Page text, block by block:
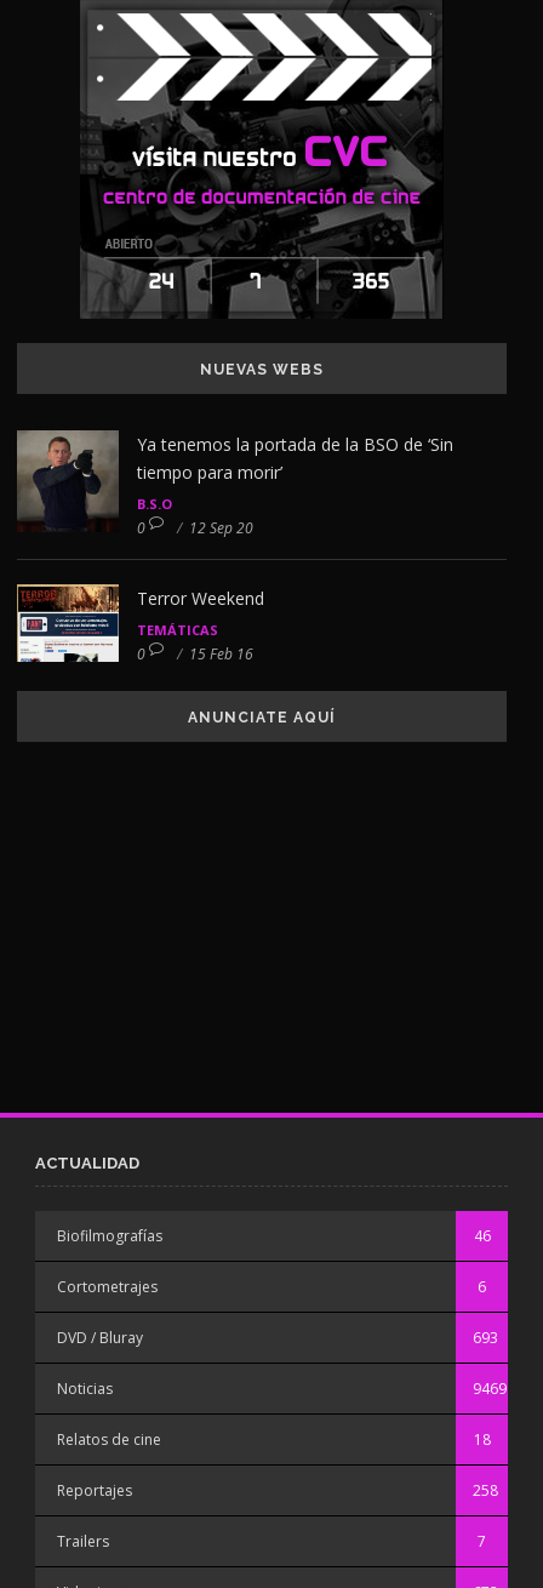
NUEVAS WEBS
Ya tenemos la portada de la BSO de ‘Sin
tiempo para morir’
B.S.O
0 / 12 Sep 20
Terror Weekend
TEMÁTICAS
0 / 15 Feb 16
ANUNCIATE AQUÍ
ACTUALIDAD
Biofilmografías 46
Cortometrajes 6
DVD / Bluray 693
Noticias 9469
Relatos de cine 18
Reportajes 258
Trailers 7